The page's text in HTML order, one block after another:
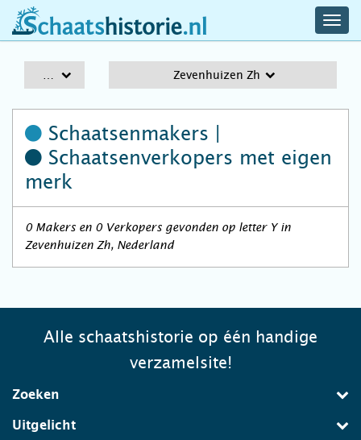
schaatshistorie.nl
Zevenhuizen Zh
Schaatsenmakers |
Schaatsenverkopers met eigen
merk
0 Makers en 0 Verkopers gevonden op letter Y in
Zevenhuizen Zh, Nederland
Alle schaatshistorie op één handige
verzamelsite!
Zoeken
Uitgelicht